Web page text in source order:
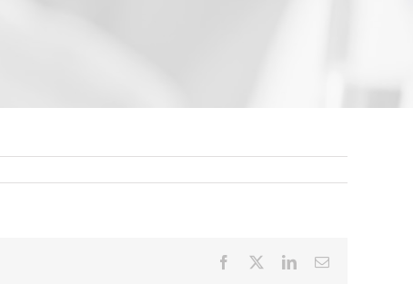
Facebook LinkedInCorreo